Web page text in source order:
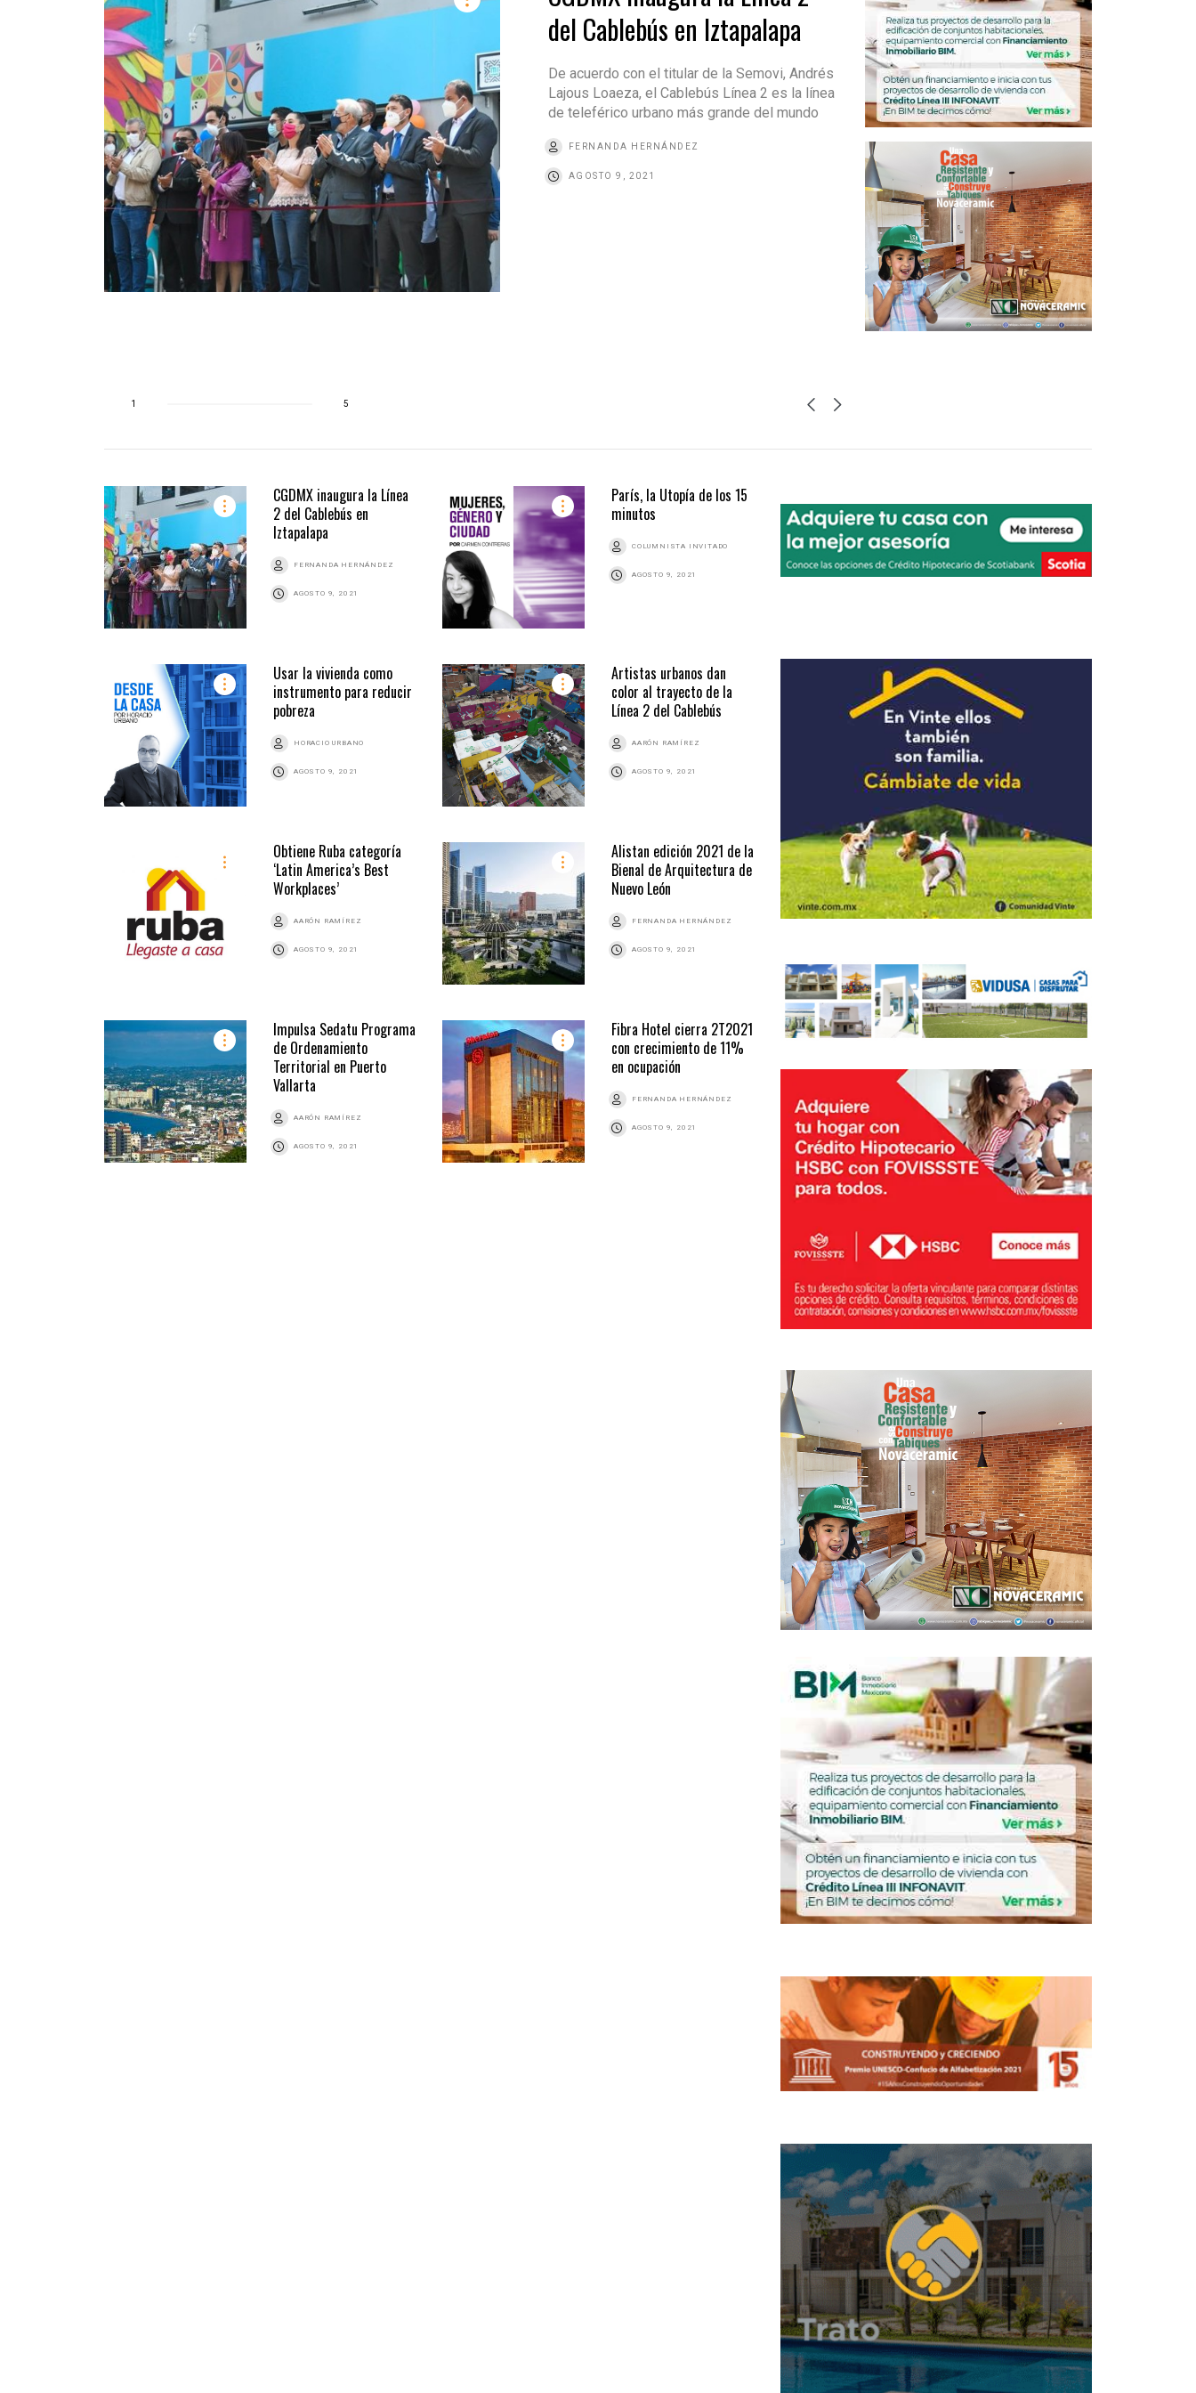
del Cablebús en Iztapalapa
De acuerdo con el titular de la Semovi, Andrés
Lajous Loaeza, el Cablebús Línea 2 es la línea
de teleférico urbano más grande del mundo
FERNANDA HERNÁNDEZ
AGOSTO 9, 2021
1 5
CGDMX inaugura la Línea
2 del Cablebús en
Iztapalapa
FERNANDA HERNÁNDEZ
AGOSTO 9, 2021
París, la Utopía de los 15
minutos
COLUMNISTA INVITADO
AGOSTO 9, 2021
Usar la vivienda como
instrumento para reducir
pobreza
HORACIO URBANO
AGOSTO 9, 2021
Artistas urbanos dan
color al trayecto de la
Línea 2 del Cablebús
AARÓN RAMÍREZ
AGOSTO 9, 2021
Obtiene Ruba categoría
‘Latin America’s Best
Workplaces’
AARÓN RAMÍREZ
AGOSTO 9, 2021
Alistan edición 2021 de la
Bienal de Arquitectura de
Nuevo León
FERNANDA HERNÁNDEZ
AGOSTO 9, 2021
Impulsa Sedatu Programa
de Ordenamiento
Territorial en Puerto
Vallarta
AARÓN RAMÍREZ
AGOSTO 9, 2021
Fibra Hotel cierra 2T2021
con crecimiento de 11%
en ocupación
FERNANDA HERNÁNDEZ
AGOSTO 9, 2021